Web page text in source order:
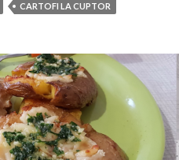
CARTOFI LA CUPTOR